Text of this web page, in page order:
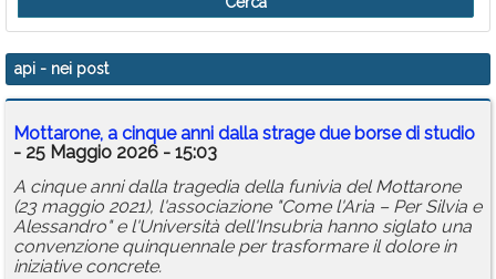
Info Utili
Rubriche
Calendario
Annunci
api - nei post
Mottarone, a cinque anni dalla strage due borse di studio
- 25 Maggio 2026 - 15:03
A cinque anni dalla tragedia della funivia del Mottarone
(23 maggio 2021), l'associazione "Come l'Aria – Per Silvia e
Alessandro" e l'Università dell'Insubria hanno siglato una
convenzione quinquennale per trasformare il dolore in
iniziative concrete.